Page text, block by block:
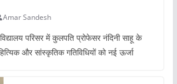
Amar Sandesh
परिसर में कुलपति प्रोफेसर नंदिनी साहू के
और सांस्कृतिक गतिविधियों को नई ऊर्जा